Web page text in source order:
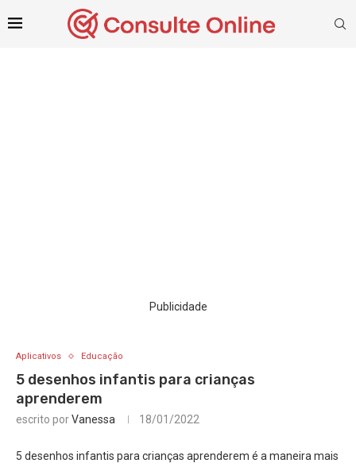
Publicidade
Aplicativos Educação
5 desenhos infantis para crianças
aprenderem
escrito porVanessa 18/01/2022
5 desenhos infantis para crianças aprenderem é a maneira mais